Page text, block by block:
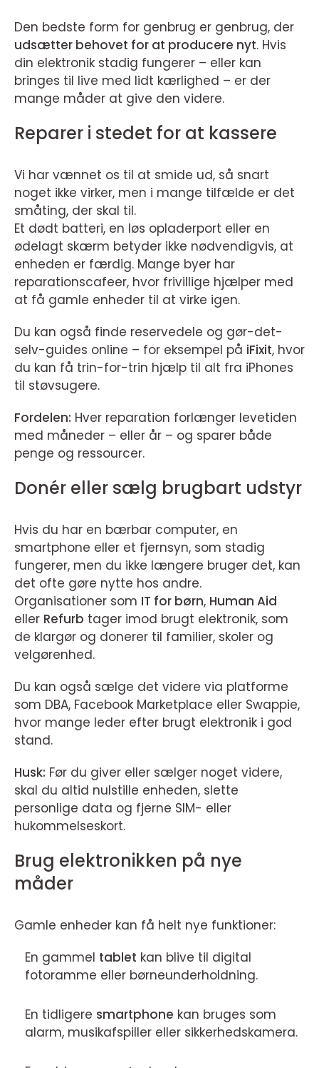
Den bedste form for genbrug er genbrug, der
udsætter behovet for at producere nyt. Hvis
din elektronik stadig fungerer – eller kan
bringes til live med lidt kærlighed – er der
mange måder at give den videre.
Reparer i stedet for at kassere
Vi har vænnet os til at smide ud, så snart
noget ikke virker, men i mange tilfælde er det
småting, der skal til.
Et dødt batteri, en løs opladerport eller en
ødelagt skærm betyder ikke nødvendigvis, at
enheden er færdig. Mange byer har
reparationscafeer, hvor frivillige hjælper med
at få gamle enheder til at virke igen.
Du kan også finde reservedele og gør-det-
selv-guides online – for eksempel på iFixit, hvor
du kan få trin-for-trin hjælp til alt fra iPhones
til støvsugere.
Fordelen: Hver reparation forlænger levetiden
med måneder – eller år – og sparer både
penge og ressourcer.
Donér eller sælg brugbart udstyr
Hvis du har en bærbar computer, en
smartphone eller et fjernsyn, som stadig
fungerer, men du ikke længere bruger det, kan
det ofte gøre nytte hos andre.
Organisationer som IT for børn, Human Aid
eller Refurb tager imod brugt elektronik, som
de klargør og donerer til familier, skoler og
velgørenhed.
Du kan også sælge det videre via platforme
som DBA, Facebook Marketplace eller Swappie,
hvor mange leder efter brugt elektronik i god
stand.
Husk: Før du giver eller sælger noget videre,
skal du altid nulstille enheden, slette
personlige data og fjerne SIM- eller
hukommelseskort.
Brug elektronikken på nye
måder
Gamle enheder kan få helt nye funktioner:
En gammel tablet kan blive til digital
fotoramme eller børneunderholdning.
En tidligere smartphone kan bruges som
alarm, musikafspiller eller sikkerhedskamera.